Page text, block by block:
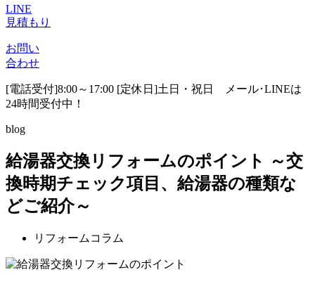
LINE
見積もり
お問い
合わせ
[電話受付]8:00～17:00 [定休日]土日・祝日
メール･LINEは
24時間受付中！
blog
給湯器交換リフォームのポイント ～交
換時期チェック項目、給湯器の種類な
どご紹介～
リフォームコラム